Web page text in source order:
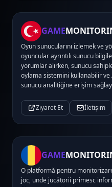
GAME
Oyun sunucularını izlemek ve
oyuncular ayrıntılı sunucu
yorumlar alırken, sunucu
oylama sistemini kullanabilir
sunucu analitiğine erişim
Ziyaret Et İletişim
GAME
O platformă pentru
joc, unde jucătorii primesc